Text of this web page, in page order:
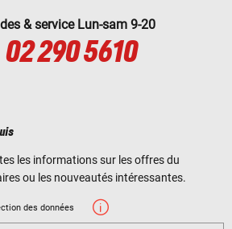
& service Lun-sam 9-20
02 290 5610
les informations sur les offres du
ou les nouveautés intéressantes.
des données